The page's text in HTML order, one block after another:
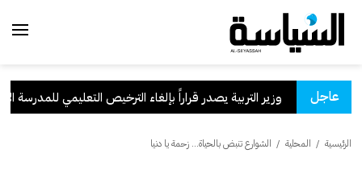
عاجل
. وزير التربية يصدر قراراً بإلغاء الترخيص التعليمي للمدرسة
الرئيسية / المحلية / الشوارع تنبض بالحياة... زحمة يا دنيا